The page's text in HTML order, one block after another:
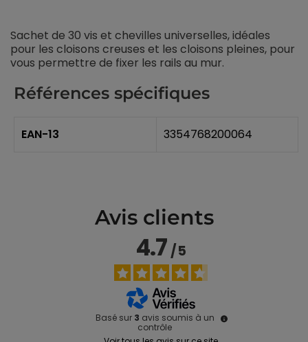
Sachet de 30 vis et chevilles universelles, idéales
pour les cloisons creuses et les cloisons pleines, pour
vous permettre de fixer les rails au mur.
Références spécifiques
EAN-13 3354768200064
Avis clients
4.7/5
Basé sur 3 avis soumis à un
contrôle